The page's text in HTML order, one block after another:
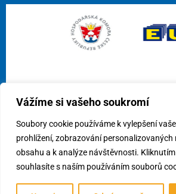
Vážíme si vašeho soukromí
Soubory cookie používáme k vylepšení
prohlížení, zobrazování personalizovaných
obsahu a k analýze návštěvnosti.
souhlasíte s naším používáním souborů
© 2026Cech obkladačů ČR, z.s./